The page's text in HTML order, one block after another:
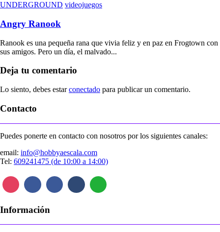
UNDERGROUND videojuegos
Angry Ranook
Ranook es una pequeña rana que vivia feliz y en paz en Frogtown con
sus amigos. Pero un día, el malvado...
Deja tu comentario
Lo siento, debes estarconectado para publicar un comentario.
Contacto
Puedes ponerte en contacto con nosotros por los siguientes canales:
email: info@hobbyaescala.com
Tel: 609241475 (de 10:00 a 14:00)
Información